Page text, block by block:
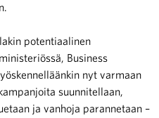
potentiaalinen
Business
nyt varmaan
suunnitellaan,
ja vanhoja parannetaan –